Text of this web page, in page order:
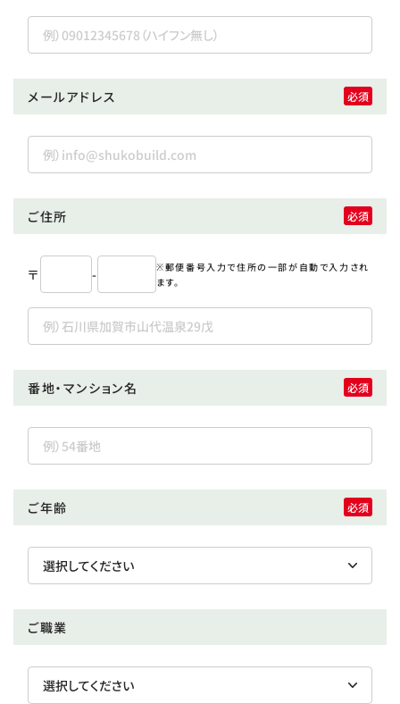
メールアドレス
ご住所
〒 -
※郵便番号入力で住所の一部が自動で入力され
ます。
番地・マンション名
ご年齢
ご職業